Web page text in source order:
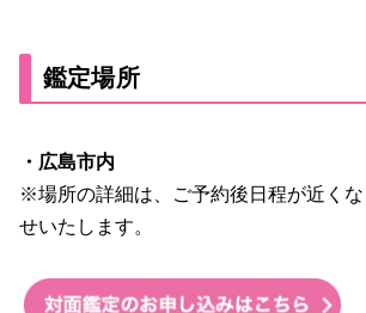
鑑定場所
・広島市内
※場所の詳細は、ご予約後日程が近く
せいたします。